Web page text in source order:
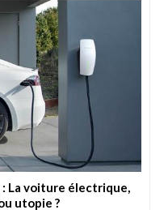
La voiture électrique,
utopie ?